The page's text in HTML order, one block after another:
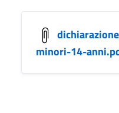
minori-14-